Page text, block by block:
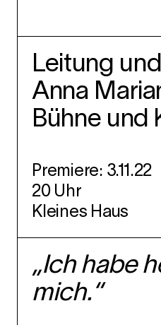
Leitung
Anna
Bühne und
Premiere: 3.11.22
20 Uhr
Kleines Haus
„Ich habe
mich.“